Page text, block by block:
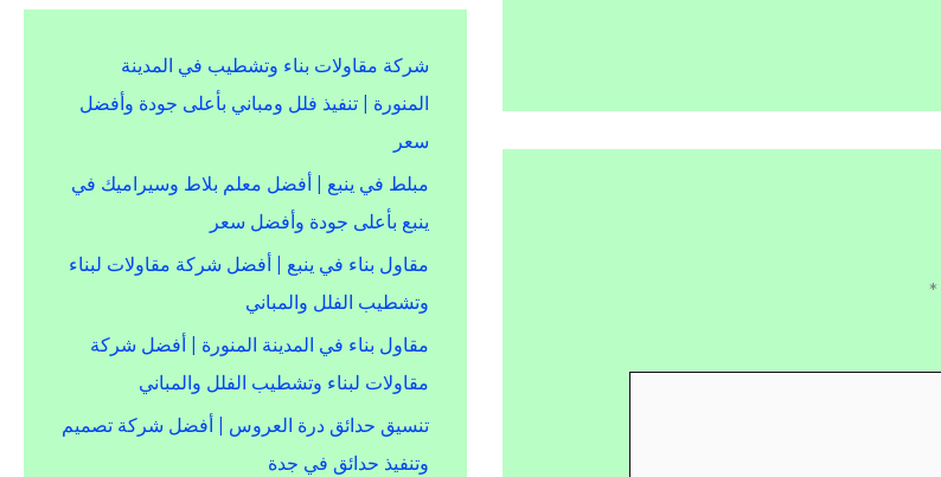
*
شركة مقاولات بناء وتشطيب في المدينة
المنورة | تنفيذ فلل ومباني بأعلى جودة وأفضل
سعر
مبلط في ينبع | أفضل معلم بلاط وسيراميك في
ينبع بأعلى جودة وأفضل سعر
مقاول بناء في ينبع | أفضل شركة مقاولات لبناء
وتشطيب الفلل والمباني
مقاول بناء في المدينة المنورة | أفضل شركة
مقاولات لبناء وتشطيب الفلل والمباني
تنسيق حدائق درة العروس | أفضل شركة تصميم
وتنفيذ حدائق في جدة